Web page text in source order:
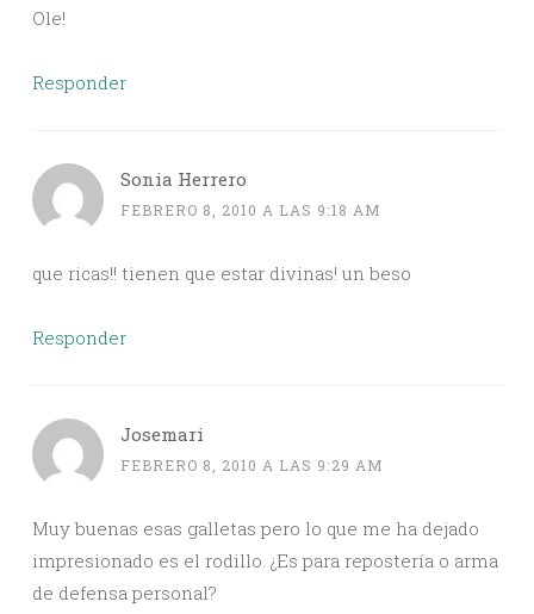
Ole!
Responder
Sonia Herrero
FEBRERO 8, 2010 A LAS 9:18 AM
que ricas!! tienen que estar divinas! un beso
Responder
Josemari
FEBRERO 8, 2010 A LAS 9:29 AM
Muy buenas esas galletas pero lo que me ha dejado
impresionado es el rodillo. ¿Es para repostería o arma
de defensa personal?